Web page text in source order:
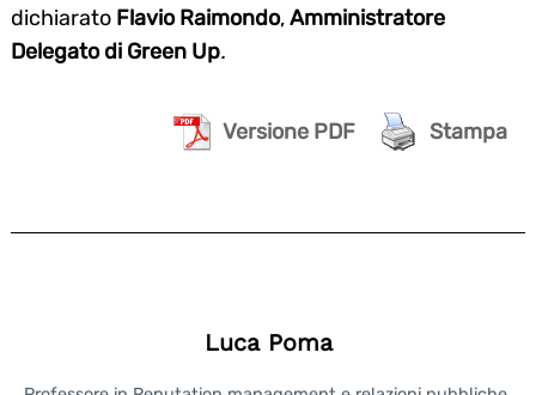
dichiarato Flavio Raimondo,Amministratore
Delegato di Green Up.
Versione PDF Stampa
Luca Poma